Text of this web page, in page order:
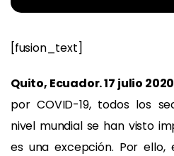
[fusion_text]
Quito, Ecuador. 17 julio 2020
por COVID-19, todos los
nivel mundial se han visto
es una excepción. Por ello,